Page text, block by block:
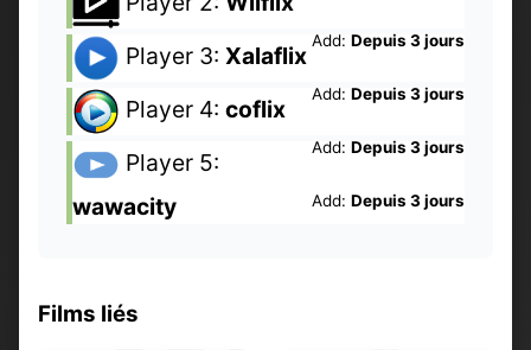
Add: Depuis 3 jours
Player 3: Xalaflix
Add: Depuis 3 jours
Player 4: coflix
Add: Depuis 3 jours
Player 5:
wawacity
Add: Depuis 3 jours
Films liés